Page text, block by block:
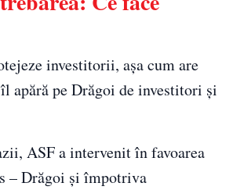
investitorii, așa cum are
apără pe Drăgoi de investitori și
ASF a intervenit în favoarea
– Drăgoi și împotriva